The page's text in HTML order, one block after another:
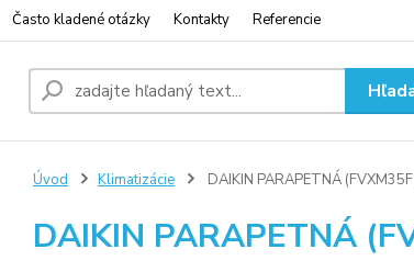
Často kladené otázky Kontakty Referencie
Úvod Klimatizácie DAIKIN PARAPETNÁ
DAIKIN PARAPETNÁ